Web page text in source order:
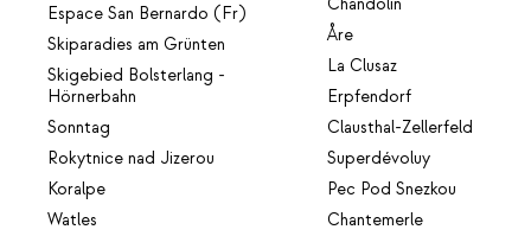
Espace San Bernardo (Fr)
Skiparadies am Grünten
Skigebied Bolsterlang -
Hörnerbahn
Sonntag
Rokytnice nad Jizerou
Koralpe
Watles
Åre
La Clusaz
Erpfendorf
Clausthal-Zellerfeld
Superdévoluy
Pec Pod Snezkou
Chantemerle